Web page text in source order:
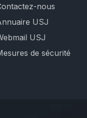
nous
USJ
USJ
de sécurité